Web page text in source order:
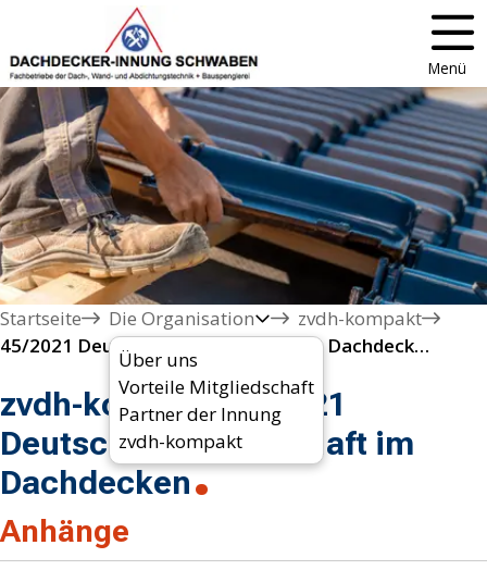
Menü
Startseite
Die Organisation
Über uns
Vorteile Mitgliedschaft
Partner der Innung
zvdh-kompakt
zvdh-kompakt
45/2021 Deutsche Meisterschaft im Dachdecken
zvdh-kompakt 45/2021
Deutsche Meisterschaft im
Dachdecken
Anhänge